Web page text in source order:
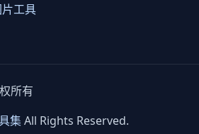
工具
所有
集All Rights Reserved.